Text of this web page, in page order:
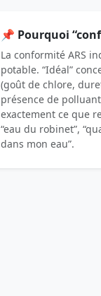
📌 Pourquoi
La conformité ARS
potable. “Idéal”
(goût de chlore,
présence de
exactement ce que
“eau du robinet”,
dans mon eau”.